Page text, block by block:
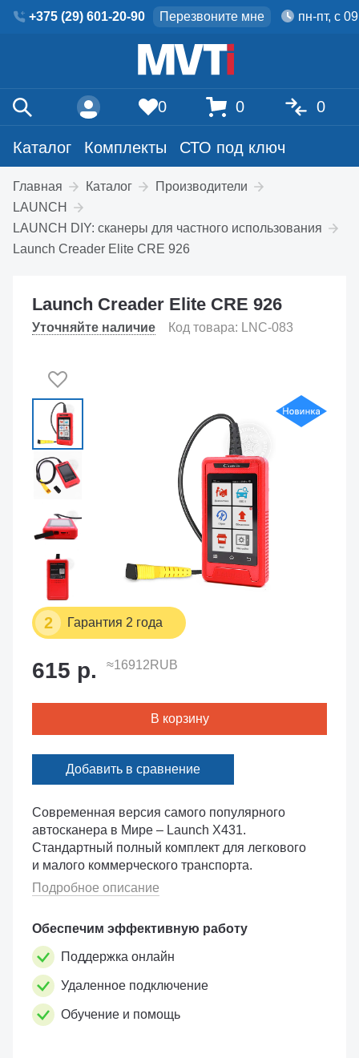
+375 (29) 601-20-90 Перезвоните мне пн-пт, с
Каталог Комплекты СТО под ключ
0 0 0
Главная Каталог
Производители
LAUNCH
LAUNCH DIY: сканеры для частного использования
Launch Creader Elite CRE 926
2 Гарантия 2 года
Launch Creader Elite CRE 926
Уточняйте наличие Код товара: LNC-083
Современная версия самого популярного
автосканера в Мире – Launch X431.
Стандартный полный комплект для легкового
и малого коммерческого транспорта.
Подробное описание
Обеспечим эффективную работу
Поддержка онлайн
Удаленное подключение
Обучение и помощь
615 р. ≈16912RUB
В корзину
Добавить в сравнение